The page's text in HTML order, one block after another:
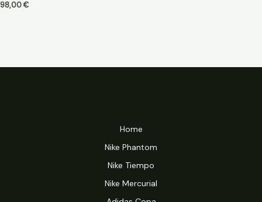
98,00€
Home
Nike Phantom
Nike Tiempo
Nike Mercurial